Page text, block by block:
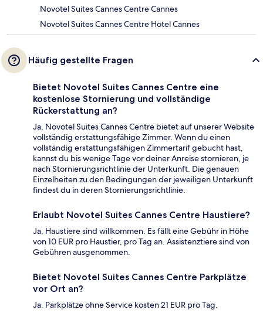
Novotel Suites Cannes Centre Cannes
Novotel Suites Cannes Centre Hotel Cannes
Häufig gestellte Fragen
Bietet Novotel Suites Cannes Centre eine
kostenlose Stornierung und vollständige
Rückerstattung an?
Ja, Novotel Suites Cannes Centre bietet auf unserer Website
vollständig erstattungsfähige Zimmer. Wenn du einen
vollständig erstattungsfähigen Zimmertarif gebucht hast,
kannst du bis wenige Tage vor deiner Anreise stornieren, je
nach Stornierungsrichtlinie der Unterkunft. Die genauen
Einzelheiten zu den Bedingungen der jeweiligen Unterkunft
findest du in deren Stornierungsrichtlinie.
Erlaubt Novotel Suites Cannes Centre Haustiere?
Ja, Haustiere sind willkommen. Es fällt eine Gebühr in Höhe
von 10 EUR pro Haustier, pro Tag an. Assistenztiere sind von
Gebühren ausgenommen.
Bietet Novotel Suites Cannes Centre Parkplätze
vor Ort an?
Ja. Parkplätze ohne Service kosten 21 EUR pro Tag.